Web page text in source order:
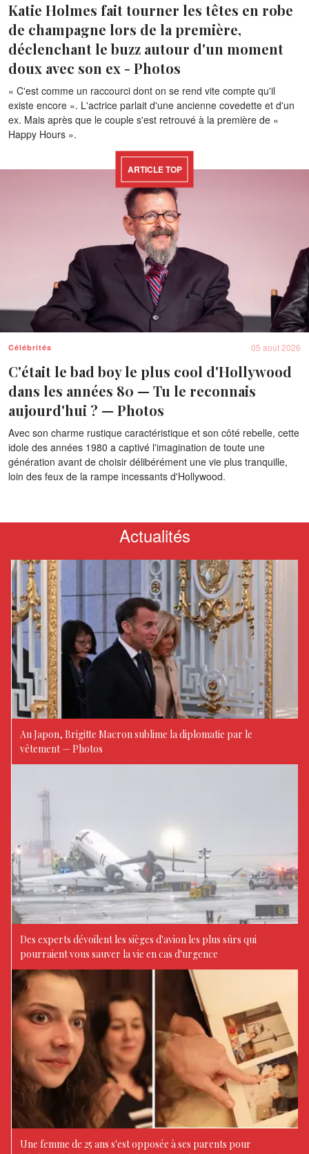
Katie Holmes fait tourner les têtes en robe
de champagne lors de la première,
déclenchant le buzz autour d'un moment
doux avec son ex - Photos
« C'est comme un raccourci dont on se rend vite compte qu'il
existe encore ». L'actrice parlait d'une ancienne covedette et d'un
ex. Mais après que le couple s'est retrouvé à la première de «
Happy Hours ».
ARTICLE TOP
05 août 2026
Célébrités
C'était le bad boy le plus cool d'Hollywood
dans les années 80 — Tu le reconnais
aujourd'hui ? — Photos
Avec son charme rustique caractéristique et son côté rebelle, cette
idole des années 1980 a captivé l'imagination de toute une
génération avant de choisir délibérément une vie plus tranquille,
loin des feux de la rampe incessants d'Hollywood.
Actualités
Au Japon, Brigitte Macron sublime la diplomatie par le
vêtement — Photos
Des experts dévoilent les sièges d'avion les plus sûrs qui
pourraient vous sauver la vie en cas d'urgence
Une femme de 25 ans s'est opposée à ses parents pour